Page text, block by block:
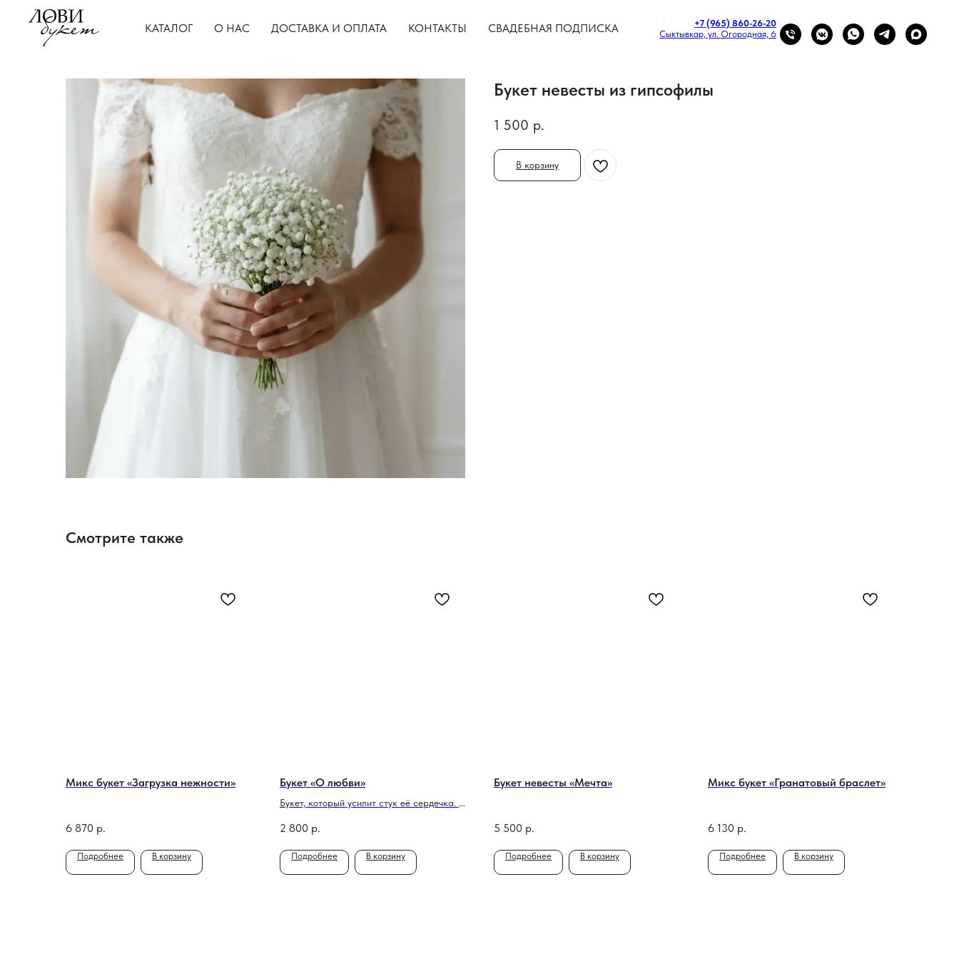
КАТАЛОГ О НАС ДОСТАВКА И ОПЛАТА КОНТАКТЫ СВАДЕБНАЯ ПОДПИСКА
+7 (965) 860-26-20
Сыктывкар, ул. Огородная, 6
Букет невесты из гипсофилы
1 500 р.
В корзину
Смотрите также
Микс букет «Загрузка нежности»
6 870 р.
Подробнее В корзину
Букет «О любви»
Букет, который усилит стук её сердечка. В
оставляем за собой право в авторских
букетах менять состав цветов, оставляя
при этом цветовую гамму и настроение,
передаваемое букетом Это делается,
2 800 р.
Подробнее В корзину
Букет невесты «Мечта»
5 500 р.
Подробнее В корзину
Микс букет «Гранатовый браслет»
6 130 р.
Подробнее В корзину